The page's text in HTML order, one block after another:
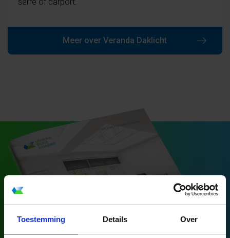
Toestemming Details Over
Meer over Veranda Daklicht